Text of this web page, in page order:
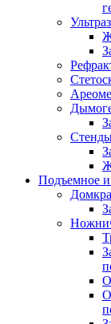
Подъемное и